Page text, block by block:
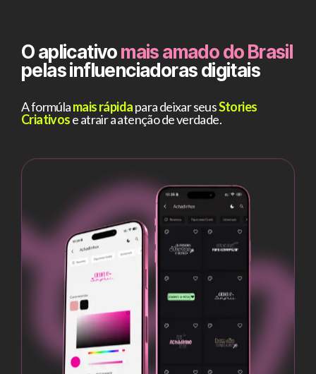
O aplicativomais amado do Brasil
pelas influenciadoras digitais
A formúlamais rápidapara deixar seusStories
Criativose atrair a atenção de verdade.